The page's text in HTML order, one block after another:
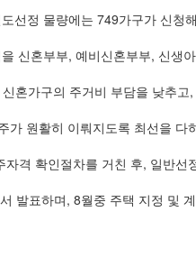
선정 물량에는 749가구가 신청
신혼부부, 예비신혼부부, 신
혼가구의 주거비 부담을 낮추
원활히 이뤄지도록 최선을 다
격 확인절차를 거친 후, 일반
발표하며, 8월중 주택 지정 및